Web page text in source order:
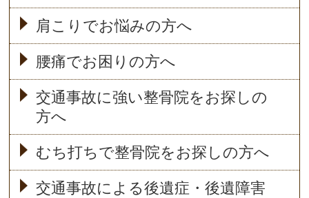
肩こりでお悩みの方へ
腰痛でお困りの方へ
交通事故に強い整骨院をお探しの
方へ
むち打ちで整骨院をお探しの方へ
交通事故による後遺症・後遺障害